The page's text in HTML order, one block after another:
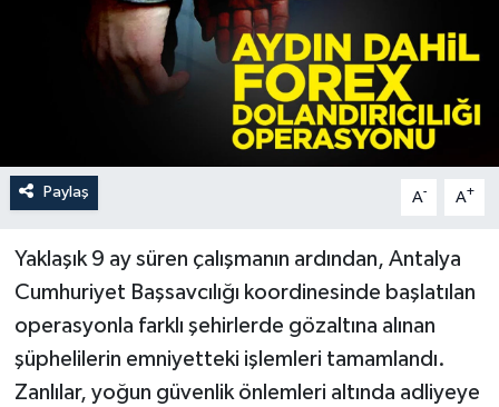
Paylaş A- A+
Yaklaşık 9 ay süren çalışmanın ardından, Antalya
Cumhuriyet Başsavcılığı koordinesinde başlatılan
operasyonla farklı şehirlerde gözaltına alınan
şüphelilerin emniyetteki işlemleri tamamlandı.
Zanlılar, yoğun güvenlik önlemleri altında adliyeye